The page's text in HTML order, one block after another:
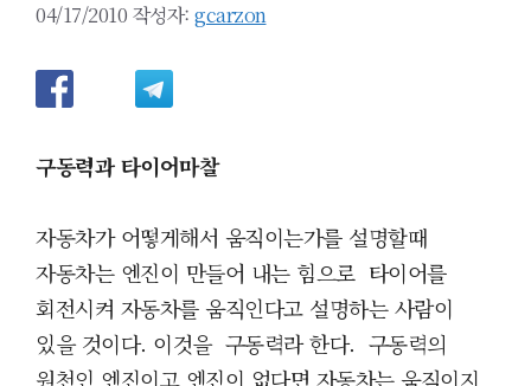
04/17/2010 작성자: gcarzon
구동력과 타이어마찰
자동차가 어떻게해서 움직이는가를 설명할때
자동차는 엔진이 만들어 내는 힘으로 타이어를
회전시켜 자동차를 움직인다고 설명하는 사람이
있을 것이다. 이것을 구동력라 한다. 구동력의
원천인 엔진이고 엔진이 없다면 자동차는 움직이지